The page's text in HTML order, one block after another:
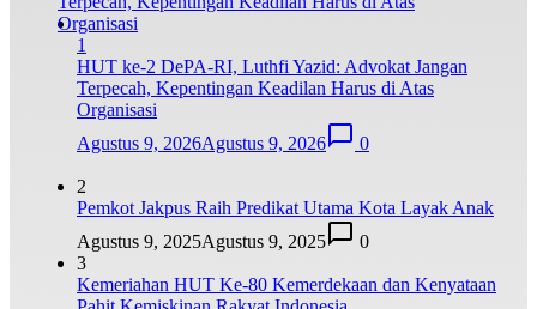
1
HUT ke-2 DePA-RI, Luthfi Yazid: Advokat Jangan
Terpecah, Kepentingan Keadilan Harus di Atas
Organisasi
Agustus 9, 2026Agustus 9, 2026 0
2
Pemkot Jakpus Raih Predikat Utama Kota Layak Anak
Agustus 9, 2025Agustus 9, 2025
0
3
Kemeriahan HUT Ke-80 Kemerdekaan dan Kenyataan